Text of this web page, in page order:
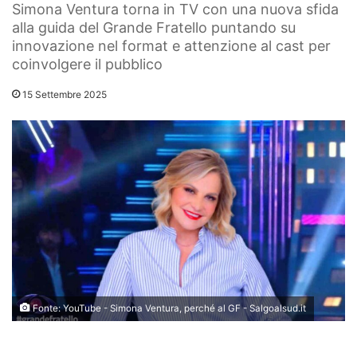
Simona Ventura torna in TV con una nuova sfida
alla guida del Grande Fratello puntando su
innovazione nel format e attenzione al cast per
coinvolgere il pubblico
15 Settembre 2025
Fonte: YouTube - Simona Ventura, perché al GF - Salgoalsud.it